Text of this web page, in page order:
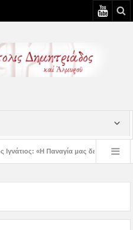
δείχνει τον δρόμο της